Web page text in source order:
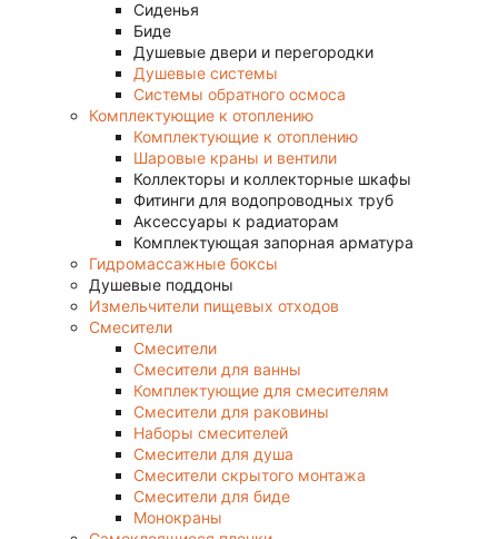
Сиденья
Биде
Душевые двери и перегородки
Душевые системы
Системы обратного осмоса
Комплектующие к отоплению
Комплектующие к отоплению
Шаровые краны и вентили
Коллекторы и коллекторные шкафы
Фитинги для водопроводных труб
Аксессуары к радиаторам
Комплектующая запорная арматура
Гидромассажные боксы
Душевые поддоны
Измельчители пищевых отходов
Смесители
Смесители
Смесители для ванны
Комплектующие для смесителям
Смесители для раковины
Наборы смесителей
Смесители для душа
Смесители скрытого монтажа
Смесители для биде
Монокраны